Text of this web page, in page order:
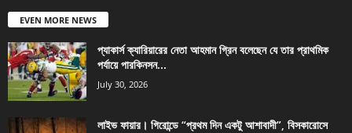
EVEN MORE NEWS
প্যাকার্স ক্যারিয়ারের নেতা আহমান গ্রিন বলেছেন যে তার প্রাথমিক
পর্যায়ে পারকিনসন...
July 30, 2026
লাইভ ফায়ার। গিরোন্ডে “প্রথম দিন একটু আশাবাদী”, বিসকারোসে